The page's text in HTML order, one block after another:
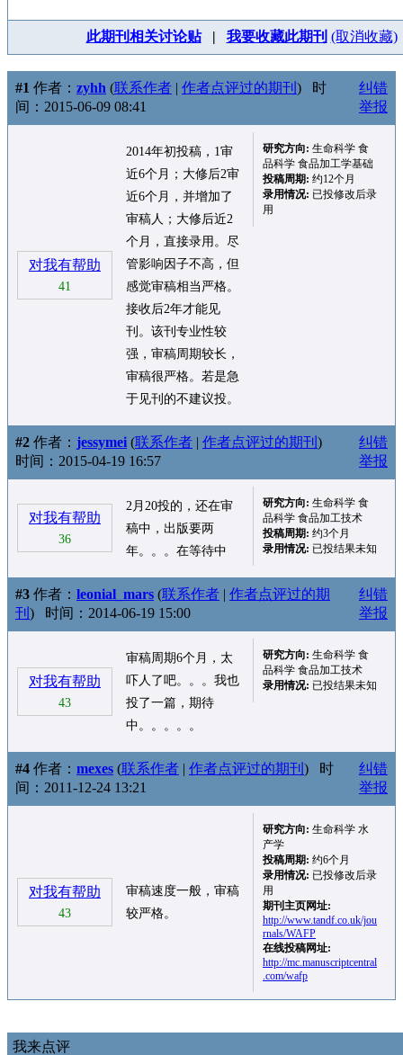
此期刊相关讨论贴| 我要收藏此期刊 (取消收藏)
#1 作者： zyhh (联系作者 | 作者点评过的期刊 ) 时
间：2015-06-09 08:41
纠错
举报
对我有帮助
41
2014年初投稿，1审
近6个月；大修后2审
近6个月，并增加了
审稿人；大修后近2
个月，直接录用。尽
管影响因子不高，但
感觉审稿相当严格。
接收后2年才能见
刊。该刊专业性较
强，审稿周期较长，
审稿很严格。若是急
于见刊的不建议投。
研究方向: 生命科学 食
品科学 食品加工学基础
投稿周期: 约12个月
录用情况: 已投修改后录
用
#2 作者： jessymei (联系作者 | 作者点评过的期刊 )
时间：2015-04-19 16:57
纠错
举报
对我有帮助
36
2月20投的，还在审
稿中，出版要两
年。。。在等待中
研究方向: 生命科学 食
品科学 食品加工技术
投稿周期: 约3个月
录用情况: 已投结果未知
#3 作者： leonial_mars (联系作者 | 作者点评过的期
刊 ) 时间：2014-06-19 15:00
纠错
举报
对我有帮助
43
审稿周期6个月，太
吓人了吧。。。我也
投了一篇，期待
中。。。。。
研究方向: 生命科学 食
品科学 食品加工技术
录用情况: 已投结果未知
#4 作者： mexes (联系作者 | 作者点评过的期刊 ) 时
间：2011-12-24 13:21
纠错
举报
对我有帮助
43
审稿速度一般，审稿
较严格。
研究方向: 生命科学 水
产学
投稿周期: 约6个月
录用情况: 已投修改后录
用
期刊主页网址:
http://www.tandf.co.uk/jou
rnals/WAFP
在线投稿网址:
http://mc.manuscriptcentral
.com/wafp
我来点评